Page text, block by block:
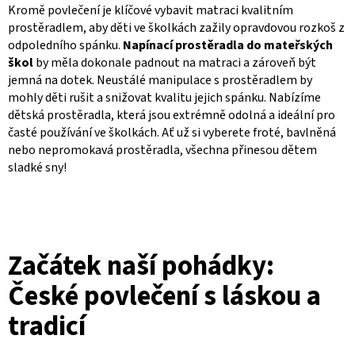
Kromě povlečení je klíčové vybavit matraci kvalitním
prostěradlem, aby děti ve školkách zažily opravdovou rozkoš z
odpoledního spánku. Napínací prostěradla do mateřských
školby měla dokonale padnout na matraci a zároveň být
jemná na dotek. Neustálé manipulace s prostěradlem by
mohly děti rušit a snižovat kvalitu jejich spánku. Nabízíme
dětská prostěradla, která jsou extrémně odolná a ideální pro
časté používání ve školkách. Ať už si vyberete froté, bavlněná
nebo nepromokavá prostěradla, všechna přinesou dětem
sladké sny!
Začátek naší pohádky:
České povlečení s láskou a
tradicí